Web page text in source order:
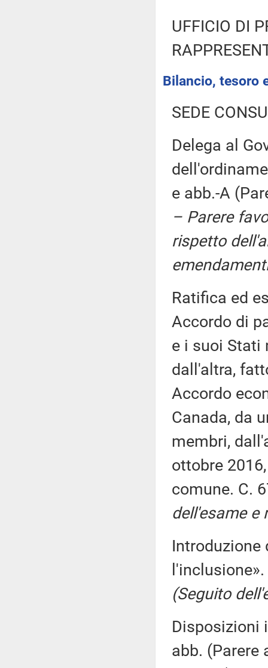
UFFICIO DI
Bilancio, tesoro
SEDE
Delega al
e abb.-A
– Parere
rispetto
Ratifica ed
Accordo di
e i suoi Stati
dall'altra,
Accordo
Canada, da
membri,
ottobre
comune. C.
dell'esame e
Introduzione
(Seguito
Disposizioni
abb.